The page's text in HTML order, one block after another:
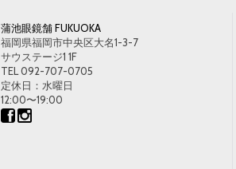
蒲池眼鏡舗 FUKUOKA
福岡県福岡市中央区大名1-3-7
サウステージ1 1F
TEL 092-707-0705
定休日：水曜日
12:00〜19:00